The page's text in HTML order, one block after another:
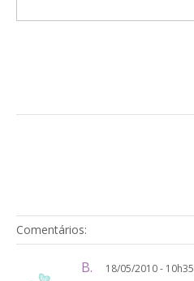
Comentários:
B. 18/05/2010 - 10h35